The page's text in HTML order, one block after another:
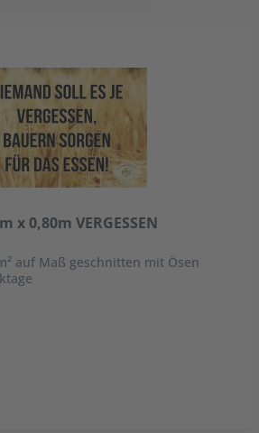
x 0,80m VERGESSEN
auf Maß geschnitten mit Ösen